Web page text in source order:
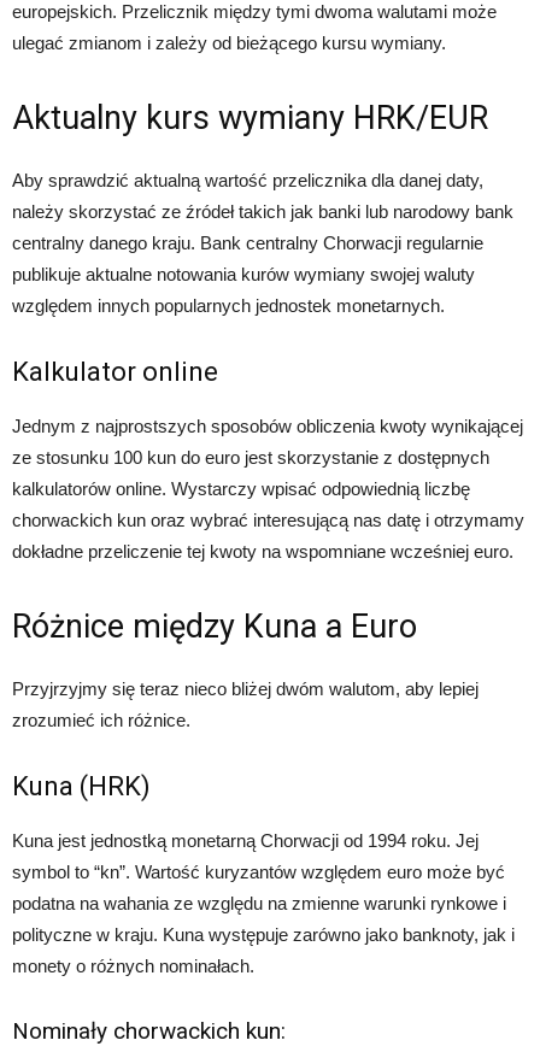
europejskich. Przelicznik między tymi dwoma walutami może
ulegać zmianom i zależy od bieżącego kursu wymiany.
Aktualny kurs wymiany HRK/EUR
Aby sprawdzić aktualną wartość przelicznika dla danej daty,
należy skorzystać ze źródeł takich jak banki lub narodowy bank
centralny danego kraju. Bank centralny Chorwacji regularnie
publikuje aktualne notowania kurów wymiany swojej waluty
względem innych popularnych jednostek monetarnych.
Kalkulator online
Jednym z najprostszych sposobów obliczenia kwoty wynikającej
ze stosunku 100 kun do euro jest skorzystanie z dostępnych
kalkulatorów online. Wystarczy wpisać odpowiednią liczbę
chorwackich kun oraz wybrać interesującą nas datę i otrzymamy
dokładne przeliczenie tej kwoty na wspomniane wcześniej euro.
Różnice między Kuna a Euro
Przyjrzyjmy się teraz nieco bliżej dwóm walutom, aby lepiej
zrozumieć ich różnice.
Kuna (HRK)
Kuna jest jednostką monetarną Chorwacji od 1994 roku. Jej
symbol to “kn”. Wartość kuryzantów względem euro może być
podatna na wahania ze względu na zmienne warunki rynkowe i
polityczne w kraju. Kuna występuje zarówno jako banknoty, jak i
monety o różnych nominałach.
Nominały chorwackich kun: